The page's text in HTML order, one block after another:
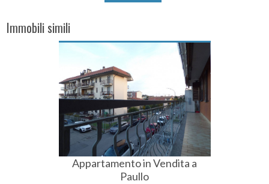
Immobili simili
Appartamento in Vendita a
Paullo